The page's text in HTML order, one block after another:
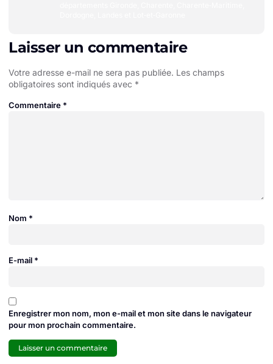
Laisser un commentaire
Votre adresse e-mail ne sera pas publiée. Les champs
obligatoires sont indiqués avec *
Commentaire *
Nom *
E-mail *
Enregistrer mon nom, mon e-mail et mon site dans le navigateur
pour mon prochain commentaire.